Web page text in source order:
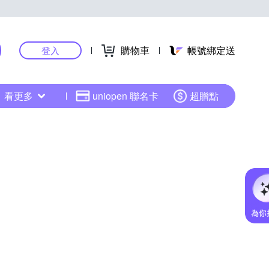
登入 購物車 帳號綁定送
看更多 uniopen 聯名卡 超贈點